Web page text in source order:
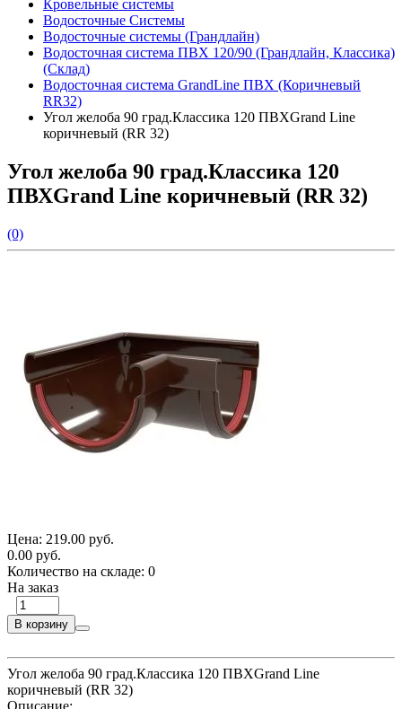
Кровельные системы
Водосточные Системы
Водосточные системы (Грандлайн)
Водосточная система ПВХ 120/90 (Грандлайн, Классика)
(Склад)
Водосточная система GrandLine ПВХ (Коричневый
RR32)
Угол желоба 90 град.Классика 120 ПВХGrand Line
коричневый (RR 32)
Угол желоба 90 град.Классика 120
ПВХGrand Line коричневый (RR 32)
(0)
Цена: 219.00 руб.
0.00 руб.
Количество на складе: 0
На заказ
В корзину
Угол желоба 90 град.Классика 120 ПВХGrand Line
коричневый (RR 32)
Описание: